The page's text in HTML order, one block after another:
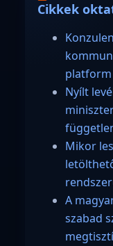
Cikkek
platform
Nyílt
Mikor
A
szabad